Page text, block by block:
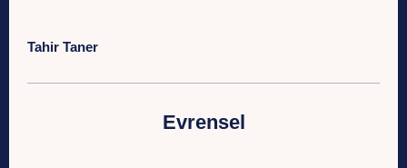
Tahir Taner
Evrensel